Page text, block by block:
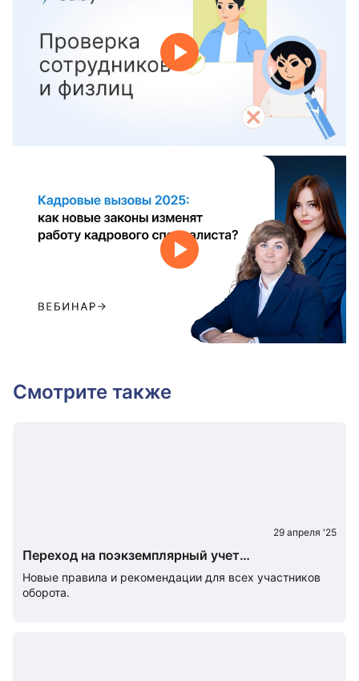
Смотрите также
29 апреля '25
Переход на поэкземплярный учет
маркированных товаров: что меняется
в процессах и документах
Новые правила и рекомендации для всех участников
оборота.